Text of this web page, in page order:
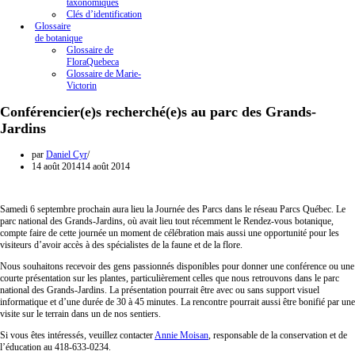
taxonomiques
Clés d’identification
Glossaire
de botanique
Glossaire de
FloraQuebeca
Glossaire de Marie-
Victorin
Conférencier(e)s recherché(e)s au parc des Grands-
Jardins
par Daniel Cyr
14 août 201414 août 2014
Samedi 6 septembre prochain aura lieu la Journée des Parcs dans le réseau Parcs Québec. Le
parc national des Grands-Jardins, où avait lieu tout récemment le Rendez-vous botanique,
compte faire de cette journée un moment de célébration mais aussi une opportunité pour les
visiteurs d’avoir accès à des spécialistes de la faune et de la flore.
Nous souhaitons recevoir des gens passionnés disponibles pour donner une conférence ou une
courte présentation sur les plantes, particulièrement celles que nous retrouvons dans le parc
national des Grands-Jardins. La présentation pourrait être avec ou sans support visuel
informatique et d’une durée de 30 à 45 minutes. La rencontre pourrait aussi être bonifié par une
visite sur le terrain dans un de nos sentiers.
Si vous êtes intéressés, veuillez contacterAnnie Moisan, responsable de la conservation et de
l’éducation au 418-633-0234.